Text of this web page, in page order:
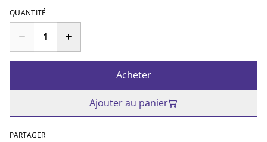
QUANTITÉ
Acheter
Ajouter au panier
PARTAGER